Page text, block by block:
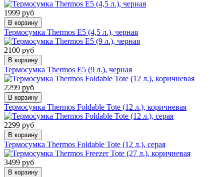
1999 руб
В корзину
Термосумка Thermos E5 (4,5 л.), черная
2100 руб
В корзину
Термосумка Thermos E5 (9 л.), черная
2299 руб
В корзину
Термосумка Thermos Foldable Tote (12 л.), коричневая
2299 руб
В корзину
Термосумка Thermos Foldable Tote (12 л.), серая
3499 руб
В корзину